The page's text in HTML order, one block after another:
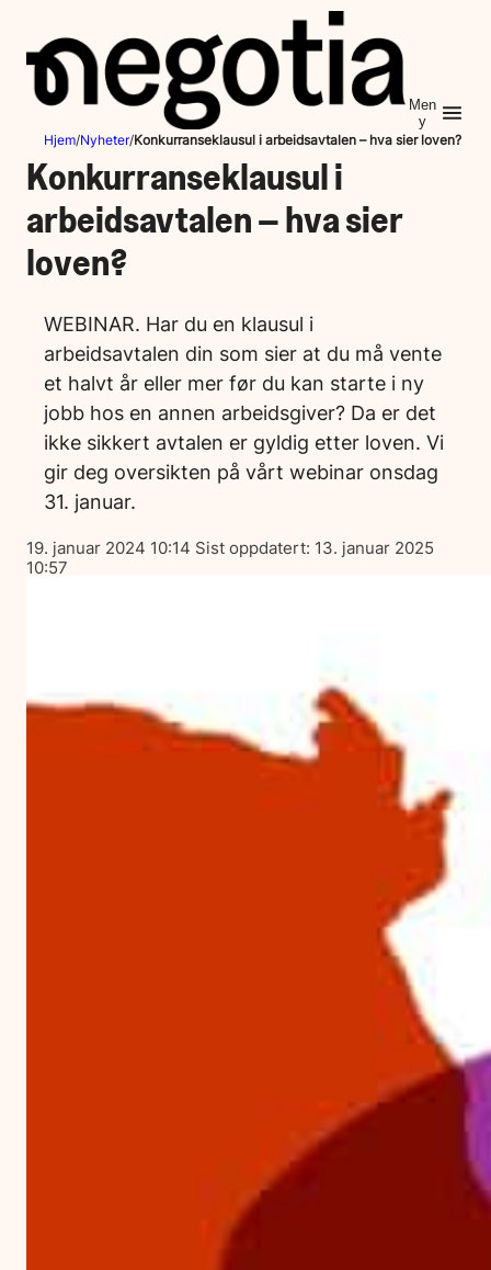
innhold
Men
y
Hjem/Nyheter/Konkurranseklausul i arbeidsavtalen – hva sier loven?
Konkurranseklausul i
arbeidsavtalen – hva sier
loven?
WEBINAR. Har du en klausul i
arbeidsavtalen din som sier at du må vente
et halvt år eller mer før du kan starte i ny
jobb hos en annen arbeidsgiver? Da er det
ikke sikkert avtalen er gyldig etter loven. Vi
gir deg oversikten på vårt webinar onsdag
31. januar.
Lagt
ut
på
19. januar 2024 10:14 Sist oppdatert: 13. januar 2025
10:57